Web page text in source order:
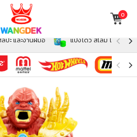
0
ปะ และงานฝีมือ แป้งโดว์ สไลม์ โฟม สำห